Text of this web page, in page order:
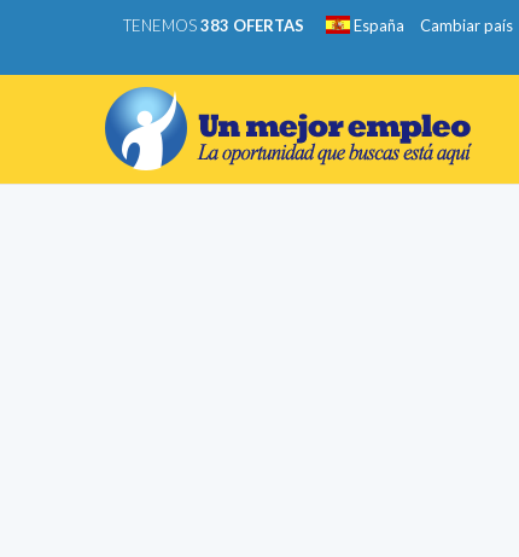
TENEMOS383 OFERTAS España Cambiar país